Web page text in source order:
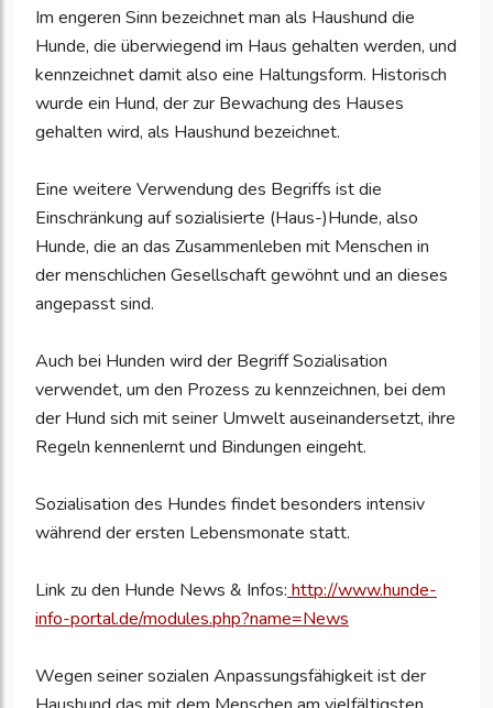
Im engeren Sinn bezeichnet man als Haushund die
Hunde, die überwiegend im Haus gehalten werden, und
kennzeichnet damit also eine Haltungsform. Historisch
wurde ein Hund, der zur Bewachung des Hauses
gehalten wird, als Haushund bezeichnet.
Eine weitere Verwendung des Begriffs ist die
Einschränkung auf sozialisierte (Haus-)Hunde, also
Hunde, die an das Zusammenleben mit Menschen in
der menschlichen Gesellschaft gewöhnt und an dieses
angepasst sind.
Auch bei Hunden wird der Begriff Sozialisation
verwendet, um den Prozess zu kennzeichnen, bei dem
der Hund sich mit seiner Umwelt auseinandersetzt, ihre
Regeln kennenlernt und Bindungen eingeht.
Sozialisation des Hundes findet besonders intensiv
während der ersten Lebensmonate statt.
Link zu den Hunde News & Infos: http://www.hunde-
info-portal.de/modules.php?name=News
Wegen seiner sozialen Anpassungsfähigkeit ist der